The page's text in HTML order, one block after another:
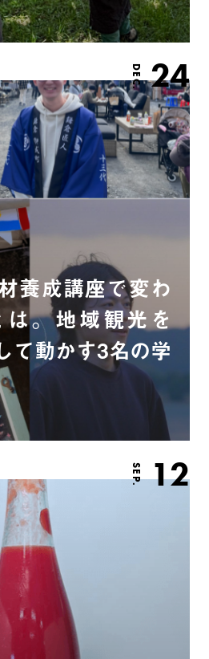
DEC. 24
養成講座で変わ
。地域観光を
て動かす3名の学
SEP. 12